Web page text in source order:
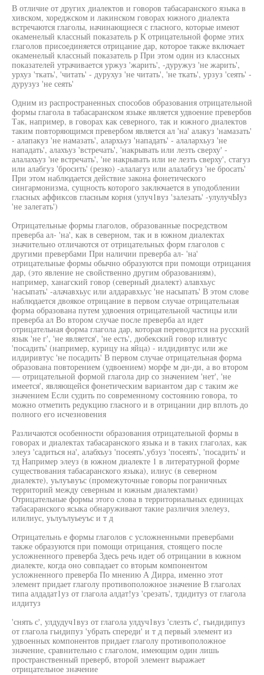
В отличие от других диалектов и говоров табасаранского языка в
хивском, хореджском и лакинском говорах южного диалекта
встречаются глаголы, начинающиеся с гласного, которые имеют
окаменелый классный показатель р К отрицательной форме этих
глаголов присоединяется отрицание дар, которое также включает
окаменелый классный показатель р При этом один из классных
показателей утрачивается уржуз 'жарить', -дуружуз 'не жарить',
урхуз 'ткать', 'читать' - дурухуз 'не читать', 'не ткать', урзуз 'сеять' -
дурузуз 'не сеять'
Одним из распространенных способов образования отрицательной
формы глагола в табасаранском языке является удвоение превербов
Так, например, в говорах как северного, так и южного диалектов
таким повторяющимся превербом является ал 'на' алакуз 'намазать'
- алапакуз 'не намазать', алархьуз 'нападать' - алалархьуз 'не
нападать', алахъуз 'встречать', 'накрывать или лезть сверху' -
алалахъуз 'не встречать', 'не накрывать или не лезть сверху', стагуз
или алабгуз 'бросить' (резко) -алалагуз или алалабгуз 'не бросать'
При этом наблюдается действие закона фонетического
сингармонизма, сущность которого заключается в уподоблении
гласных аффиксов гласным корня (улуч1вуз 'залезать' -улулучЫуз
'не залегать')
Отрицательные формы глаголов, образованные посредством
преверба ал- 'на', как в северном, так и в южном диалектах
значительно отличаются от отрицательных форм глаголов с
другими превербами При наличии преверба ал- 'на'
отрицательные формы обычно образуются при помощи отрицания
дар, (это явление не свойственно другим образованиям),
например, ханагский говор (северный диалект) алавхьус
'насыпать' -алачавхьус или алдаравхьус 'не насыпать' В этом слове
наблюдается двоякое отрицание в первом случае отрицательная
форма образована путем удвоения отрицательной частицы или
преверба ал Во втором случае после преверба ал идет
отрицательная форма глагола дар, которая переводится на русский
язык 'не г', 'не является', 'не есть', дюбекский говор иливтус
'посадить' (например, курицу на яйца) - илдидивтус или же
илдиривтус 'не посадить' В первом случае отрицательная форма
образована повторением (удвоением) морфе м ди-ди, а во втором
— отрицательной формой глагола дир со значением 'нет', 'не
имеется', являющейся фонетическим вариантом дар с таким же
значением Если судить по современному состоянию говора, то
можно отметить редукцию гласного и в отрицании дир вплоть до
полного его исчезновения
Различаются особенности образования отрицательной формы в
говорах и диалектах табасаранского языка и в таких глаголах, как
элеуз 'садиться на', алабхъуз 'посеять',убзуз 'посеять', 'посадить' и
тд Например элеуз (в южном диалекте 1 в литературной форме
существования табасаранского языка), илиус (в северном
диалекте), уьлуъвуъс (промежуточные говоры пограничных
территорий между северным и южным диалектами)
Отрицательные формы этого слова в территориальных единицах
табасаранского ясыка обнаруживают такие различия элелеуз,
илилиус, уьлуълуьеуъс и т д
Отрицательнь е формы глаголов с усложненными превербами
также образуются при помощи отрицания, стоящего после
усложненного преверба Здесь речь идет об отрицании в южном
диалекте, когда оно совпадает со вторым компонентом
усложненного преверба По мнению А Дирра, именно этот
элемент придает глаголу противоположное значение В глаголах
типа алдадат1уз от глагола алдат!уз 'срезать', тдидитуз от глагола
илдитуз
'снять с', улдудуч1вуз от глагола улдуч1вуз 'слезть с', гьидидипуз
от глагола гьидипуз 'убрать спереди' и т д первый элемент из
удвоенных компонентов придает глаголу противоположное
значение, сравнительно с глаголом, имеющим один лишь
пространственный преверб, второй элемент выражает
отрицательное значение